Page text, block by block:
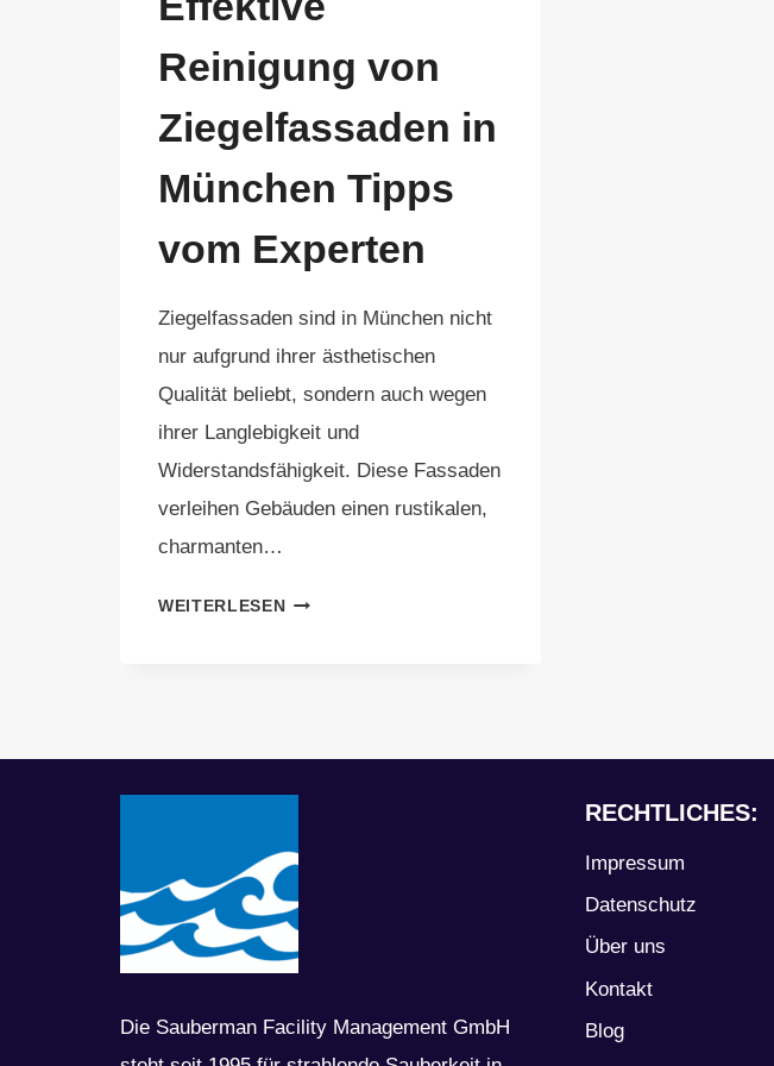
Reinigung von
Ziegelfassaden in
München Tipps
vom Experten
Ziegelfassaden sind in München nicht
nur aufgrund ihrer ästhetischen
Qualität beliebt, sondern auch wegen
ihrer Langlebigkeit und
Widerstandsfähigkeit. Diese Fassaden
verleihen Gebäuden einen rustikalen,
charmanten…
WEITERLESENEFFEKTIVE
IN
MÜNCHEN
VOM
EXPERTEN
Die Sauberman Facility Management GmbH
RECHTLICHES:
Impressum
Datenschutz
Über uns
Kontakt
Blog